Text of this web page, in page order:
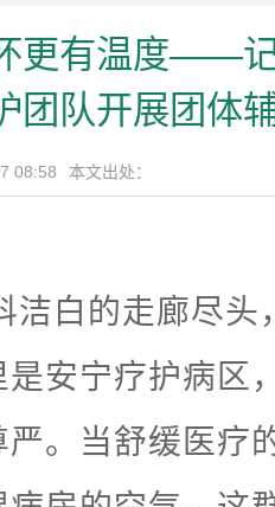
更有温度——
团队开展团体
08:58 本文出处：
洁白的走廊尽
是安宁疗护病区
严。当舒缓医疗